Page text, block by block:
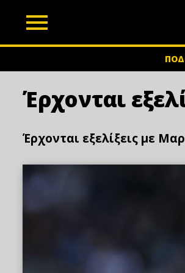
Έρχονται
Έρχονται εξελίξεις με